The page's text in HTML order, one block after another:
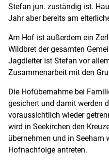
Stefan jun. zuständig ist.
Jahr aber bereits am
Am Hof ist außerdem ein
Wildbret der gesamten
Jagdleiter ist Stefan vor
Zusammenarbeit mit den
Die Hofübernahme bei
gesichert und damit werden
voraussichtlich wieder
wird in Seekirchen den
übernehmen und in Seeham
Hofnachfolge antreten.